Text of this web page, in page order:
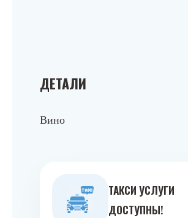
ДЕТАЛИ
Вино
ТАКСИ УСЛУГИ
ДОСТУПНЫ!